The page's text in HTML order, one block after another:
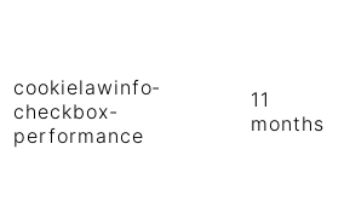
cookielawinfo-
checkbox-
performance
11
months